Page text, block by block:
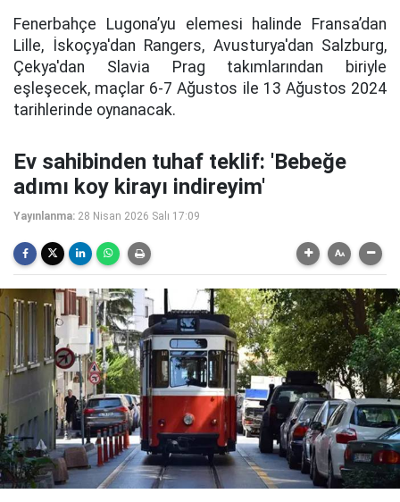
Fenerbahçe Lugona’yu elemesi halinde Fransa’dan
Lille, İskoçya'dan Rangers, Avusturya'dan Salzburg,
Çekya'dan Slavia Prag takımlarından biriyle
eşleşecek, maçlar 6-7 Ağustos ile 13 Ağustos 2024
tarihlerinde oynanacak.
Ev sahibinden tuhaf teklif: 'Bebeğe
adımı koy kirayı indireyim'
Yayınlanma: 28 Nisan 2026 Salı 17:09